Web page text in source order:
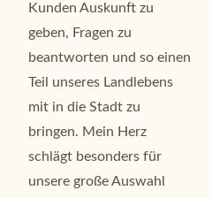
Kunden Auskunft zu
geben, Fragen zu
beantworten und so einen
Teil unseres Landlebens
mit in die Stadt zu
bringen. Mein Herz
schlägt besonders für
unsere große Auswahl